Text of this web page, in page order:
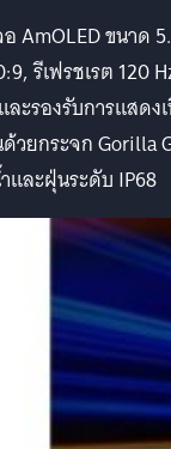
AmOLED ขนาด
รีเฟรชเรต 120
ะรองรับการแสดง
วยกระจก Gorilla
และฝุ่นระดับ IP68